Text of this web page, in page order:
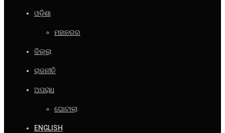
ଓଡ଼ିଶା
ମହାନଗର
ଜିଲ୍ଲା
ରାଜନୀତି
ଅପରାଧ
ଘୋଟାଲା
ENGLISH